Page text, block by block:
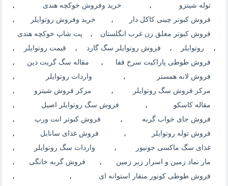
توله شیتزو ، خرید وفروش خوکچه هندی ،
فروش کبوتر چینی کاکل دار ، خرید وفروش روتوایلر ،
فروش کبوتر معلق زن غرب انگلستان ، پت شاپ خوکچه هندی
، روتوایلر ، فروش روتوایلر سگ گارد ، قیمت روتوایلر ،
فروش طوطی پاراکیت سرخ قفا ، مقاله سگ گریت دین ،
فروش لانه همستر ، واردات روتوایلر ،
مرکز فروش سگ روتوایلر ، مرکز فروش شیتزو ،
مقاله کاسکو ، فروش سگ روتوایلر اصیل ،
فروش جای خواب گربه ، فروش کبوتر انت ورپ ،
فروش توله روتوایلر ، فروش غذای سانابل ،
غذای سگ ماکسی جونیور ، واردات سگ روتوایلر ،
مار نماد زمین و اسرار زیر زمین ، فروش گربه خانگی ،
فروش طوطی کونور منقار استوانه ای ، ،